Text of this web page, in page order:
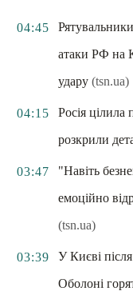
04:45
атаки РФ на
удару (tsn.ua)
04:15
Росія
розкрили
03:47
"Навіть
емоційно
(tsn.ua)
03:39
У Києві
Оболоні